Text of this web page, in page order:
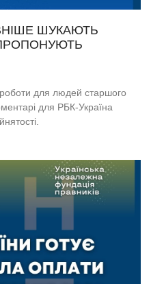
ШУКАЮТЬ
ПРОПОНУЮТЬ
роботи для людей старшого
для РБК-Україна